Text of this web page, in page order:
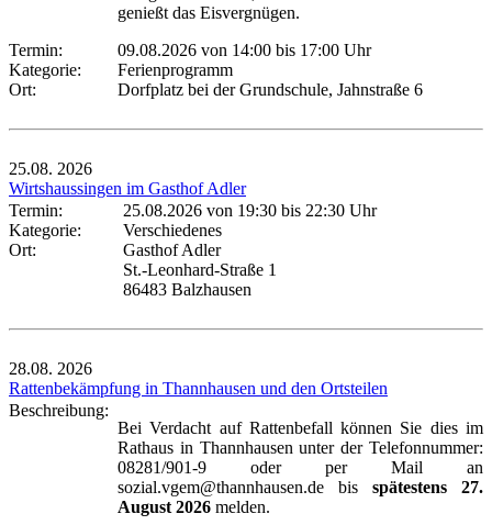
genießt das Eisvergnügen.
Termin:
09.08.2026 von 14:00 bis 17:00 Uhr
Kategorie:
Ferienprogramm
Ort:
Dorfplatz bei der Grundschule, Jahnstraße 6
25.08. 2026
Wirtshaussingen im Gasthof Adler
Termin:
25.08.2026 von 19:30 bis 22:30 Uhr
Kategorie:
Verschiedenes
Ort:
Gasthof Adler
St.-Leonhard-Straße 1
86483 Balzhausen
28.08. 2026
Rattenbekämpfung in Thannhausen und den Ortsteilen
Beschreibung:
Bei Verdacht auf Rattenbefall können Sie dies im
Rathaus in Thannhausen unter der Telefonnummer:
08281/901-9 oder per Mail an
sozial.vgem@thannhausen.de bis spätestens 27.
August 2026 melden.